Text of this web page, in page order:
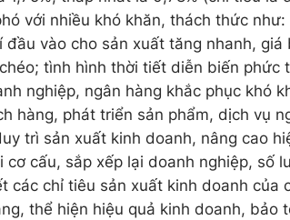
với nhiều khó khăn, thách thức
đầu vào cho sản xuất tăng nhanh,
tình hình thời tiết diễn biến phức
nghiệp, ngân hàng khắc phục khó
hàng, phát triển sản phẩm, dịch vụ
trì sản xuất kinh doanh, nâng cao
cấu, sắp xếp lại doanh nghiệp, số
các chỉ tiêu sản xuất kinh doanh của
thể hiện hiệu quả kinh doanh, bảo